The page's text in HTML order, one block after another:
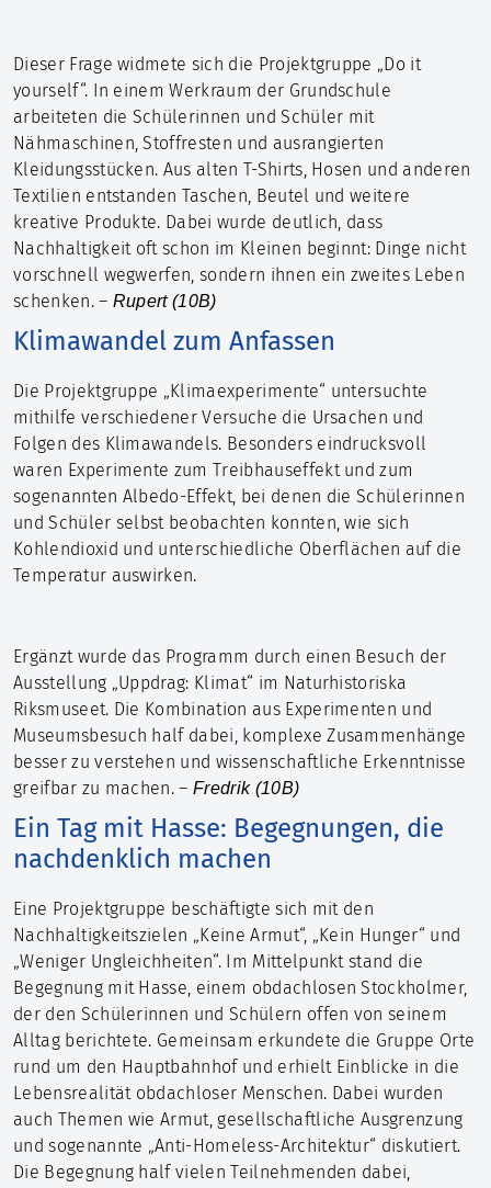
Dieser Frage widmete sich die Projektgruppe „Do it
yourself“. In einem Werkraum der Grundschule
arbeiteten die Schülerinnen und Schüler mit
Nähmaschinen, Stoffresten und ausrangierten
Kleidungsstücken. Aus alten T-Shirts, Hosen und anderen
Textilien entstanden Taschen, Beutel und weitere
kreative Produkte. Dabei wurde deutlich, dass
Nachhaltigkeit oft schon im Kleinen beginnt: Dinge nicht
vorschnell wegwerfen, sondern ihnen ein zweites Leben
schenken. – Rupert (10B)
Klimawandel zum Anfassen
Die Projektgruppe „Klimaexperimente“ untersuchte
mithilfe verschiedener Versuche die Ursachen und
Folgen des Klimawandels. Besonders eindrucksvoll
waren Experimente zum Treibhauseffekt und zum
sogenannten Albedo-Effekt, bei denen die Schülerinnen
und Schüler selbst beobachten konnten, wie sich
Kohlendioxid und unterschiedliche Oberflächen auf die
Temperatur auswirken.
Ergänzt wurde das Programm durch einen Besuch der
Ausstellung „Uppdrag: Klimat“ im Naturhistoriska
Riksmuseet. Die Kombination aus Experimenten und
Museumsbesuch half dabei, komplexe Zusammenhänge
besser zu verstehen und wissenschaftliche Erkenntnisse
greifbar zu machen. –Fredrik (10B)
Ein Tag mit Hasse: Begegnungen, die
nachdenklich machen
Eine Projektgruppe beschäftigte sich mit den
Nachhaltigkeitszielen „Keine Armut“, „Kein Hunger“ und
„Weniger Ungleichheiten“. Im Mittelpunkt stand die
Begegnung mit Hasse, einem obdachlosen Stockholmer,
der den Schülerinnen und Schülern offen von seinem
Alltag berichtete. Gemeinsam erkundete die Gruppe Orte
rund um den Hauptbahnhof und erhielt Einblicke in die
Lebensrealität obdachloser Menschen. Dabei wurden
auch Themen wie Armut, gesellschaftliche Ausgrenzung
und sogenannte „Anti-Homeless-Architektur“ diskutiert.
Die Begegnung half vielen Teilnehmenden dabei,